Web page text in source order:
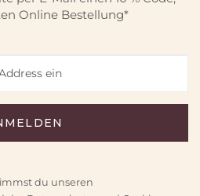
Online Bestellung*
du unseren